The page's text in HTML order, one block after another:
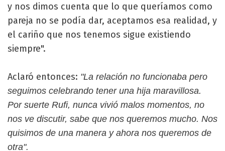
y nos dimos cuenta que lo que queríamos como
pareja no se podía dar, aceptamos esa realidad, y
el cariño que nos tenemos sigue existiendo
siempre".
Aclaró entonces: "La relación no funcionaba pero
seguimos celebrando tener una hija maravillosa.
Por suerte Rufi, nunca vivió malos momentos, no
nos ve discutir, sabe que nos queremos mucho. Nos
quisimos de una manera y ahora nos queremos de
otra".